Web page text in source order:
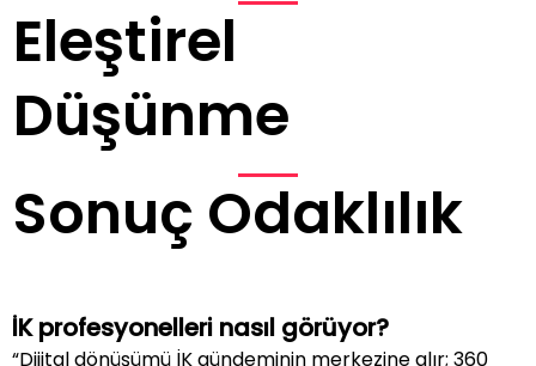
Eleştirel
Düşünme
Sonuç Odaklılık
İK profesyonelleri nasıl görüyor?
“Dijital dönüşümü İK gündeminin merkezine alır; 360